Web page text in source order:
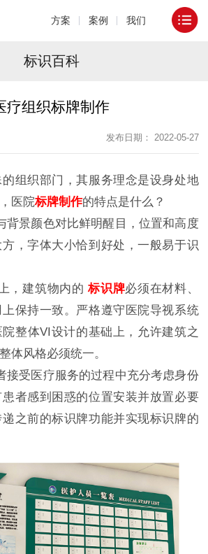
方案 案例 我们
标识百科
疗组织标牌制作
发布日期： 2022-05-27
组织部门，其服务理念是设身处地
医院标牌制作的特点是什么？
背景颜色对比鲜明醒目，位置和高度
，字体大小恰到好处，一般易于识
，建筑物内的标识牌必须在材料、
保持一致。严格遵守医院导视系统
整体VI设计的基础上，允许建筑之
体风格必须统一。
接受医疗服务的过程中充分考虑身份
者感到困惑的位置安装并放置必要
之前的标识牌功能并实现标识牌的